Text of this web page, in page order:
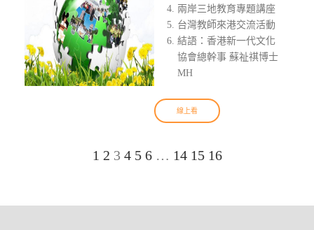
兩岸三地教育專題講座
台灣教師來港交流活動
結語：香港新一代文化
協會總幹事 蘇祉祺博士
MH
線上看
1 2 3 4 5 6 … 14 15 16